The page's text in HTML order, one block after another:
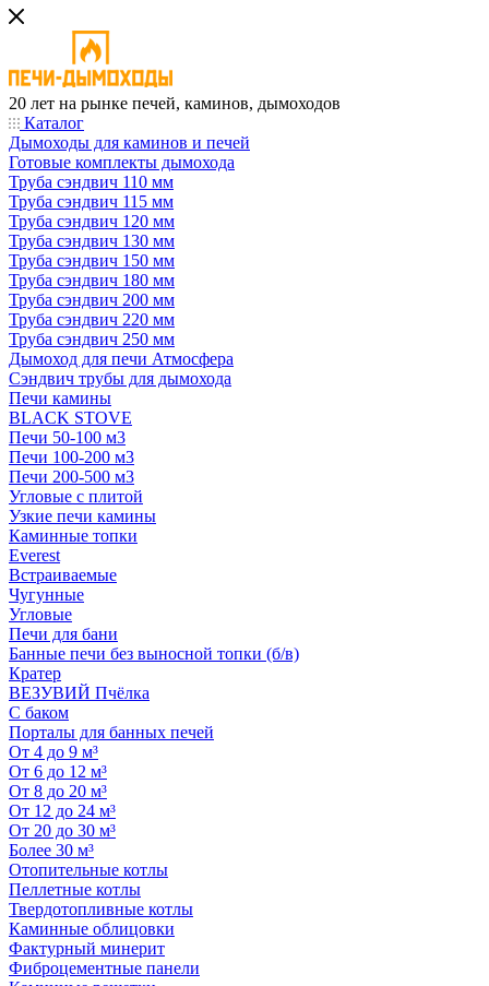
20 лет на рынке печей, каминов, дымоходов
Каталог
Дымоходы для каминов и печей
Готовые комплекты дымохода
Труба сэндвич 110 мм
Труба сэндвич 115 мм
Труба сэндвич 120 мм
Труба сэндвич 130 мм
Труба сэндвич 150 мм
Труба сэндвич 180 мм
Труба сэндвич 200 мм
Труба сэндвич 220 мм
Труба сэндвич 250 мм
Дымоход для печи Атмосфера
Сэндвич трубы для дымохода
Печи камины
BLACK STOVE
Печи 50-100 м3
Печи 100-200 м3
Печи 200-500 м3
Угловые с плитой
Узкие печи камины
Каминные топки
Everest
Встраиваемые
Чугунные
Угловые
Печи для бани
Банные печи без выносной топки (б/в)
Кратер
ВЕЗУВИЙ Пчёлка
С баком
Порталы для банных печей
От 4 до 9 м³
От 6 до 12 м³
От 8 до 20 м³
От 12 до 24 м³
От 20 до 30 м³
Более 30 м³
Отопительные котлы
Пеллетные котлы
Твердотопливные котлы
Каминные облицовки
Фактурный минерит
Фиброцементные панели